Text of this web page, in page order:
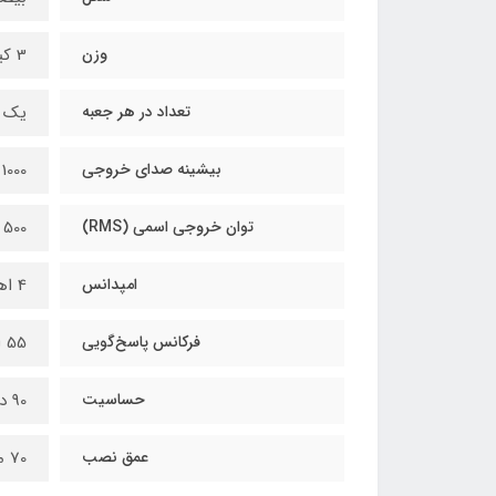
وزن 3 کیلوگرم
تعداد در هر جعبه
بیشینه صدای خروجی 1000 وات
توان خروجی اسمی (RMS) 500 وات
امپدانس 4 اهم
فرکانس پاسخ‌گویی 55 الی 20000 هرتز
حساسیت 90 دسیبل
عمق نصب 70 میلی‌متر